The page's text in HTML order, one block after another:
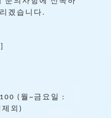
겠습니다 .
( 월 ~ 금요일
:
외 )